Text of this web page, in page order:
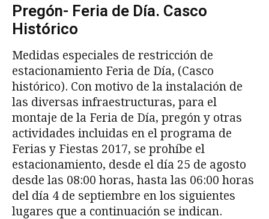
Pregón- Feria de Día. Casco
Histórico
Medidas especiales de restricción de
estacionamiento Feria de Día, (Casco
histórico). Con motivo de la instalación de
las diversas infraestructuras, para el
montaje de la Feria de Día, pregón y otras
actividades incluidas en el programa de
Ferias y Fiestas 2017, se prohíbe el
estacionamiento, desde el día 25 de agosto
desde las 08:00 horas, hasta las 06:00 horas
del día 4 de septiembre en los siguientes
lugares que a continuación se indican.